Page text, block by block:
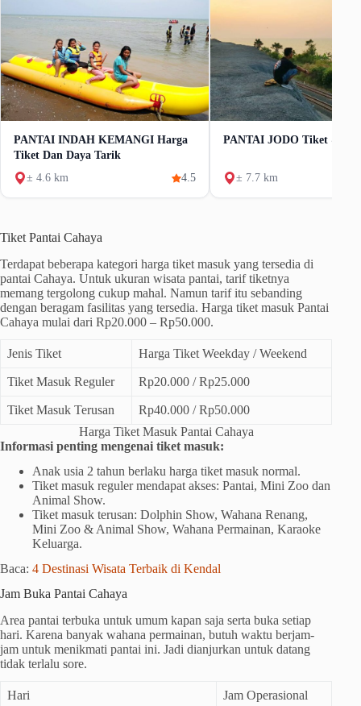
PANTAI INDAH KEMANGI Harga
Tiket Dan Daya Tarik
± 4.6 km
4.5
PANTAI JODO Tiket &
± 7.7 km
Tiket Pantai Cahaya
Terdapat beberapa kategori harga tiket masuk yang tersedia di
pantai Cahaya. Untuk ukuran wisata pantai, tarif tiketnya
memang tergolong cukup mahal. Namun tarif itu sebanding
dengan beragam fasilitas yang tersedia. Harga tiket masuk Pantai
Cahaya mulai dari Rp20.000 – Rp50.000.
Jenis Tiket Harga Tiket Weekday / Weekend
Tiket Masuk Reguler Rp20.000 / Rp25.000
Tiket Masuk Terusan
Rp40.000 / Rp50.000
Harga Tiket Masuk Pantai Cahaya
Informasi penting mengenai tiket masuk:
Anak usia 2 tahun berlaku harga tiket masuk normal.
Tiket masuk reguler mendapat akses: Pantai, Mini Zoo dan
Animal Show.
Tiket masuk terusan: Dolphin Show, Wahana Renang,
Mini Zoo & Animal Show, Wahana Permainan, Karaoke
Keluarga.
Baca: 4 Destinasi Wisata Terbaik di Kendal
Jam Buka Pantai Cahaya
Area pantai terbuka untuk umum kapan saja serta buka setiap
hari. Karena banyak wahana permainan, butuh waktu berjam-
jam untuk menikmati pantai ini. Jadi dianjurkan untuk datang
tidak terlalu sore.
Hari Jam Operasional